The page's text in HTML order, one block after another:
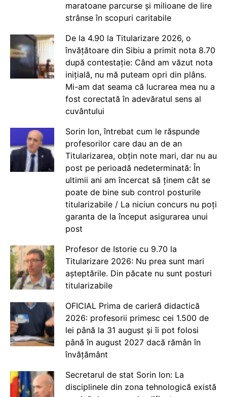
maratoane parcurse și milioane de lire
strânse în scopuri caritabile
De la 4.90 la Titularizare 2026, o
învățătoare din Sibiu a primit nota 8.70
după contestație: Când am văzut nota
inițială, nu mă puteam opri din plâns.
Mi-am dat seama că lucrarea mea nu a
fost corectată în adevăratul sens al
cuvântului
Sorin Ion, întrebat cum le răspunde
profesorilor care dau an de an
Titularizarea, obțin note mari, dar nu au
post pe perioadă nedeterminată: În
ultimii ani am încercat să ținem cât se
poate de bine sub control posturile
titularizabile / La niciun concurs nu poți
garanta de la început asigurarea unui
post
Profesor de Istorie cu 9.70 la
Titularizare 2026: Nu prea sunt mari
așteptările. Din păcate nu sunt posturi
titularizabile
OFICIAL Prima de carieră didactică
2026: profesorii primesc cei 1.500 de
lei până la 31 august și îi pot folosi
până în august 2027 dacă rămân în
învățământ
Secretarul de stat Sorin Ion: La
disciplinele din zona tehnologică există